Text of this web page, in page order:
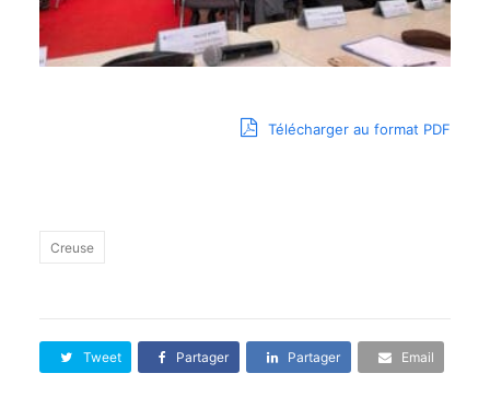
Télécharger au format PDF
Creuse
Tweet Partager Partager Email